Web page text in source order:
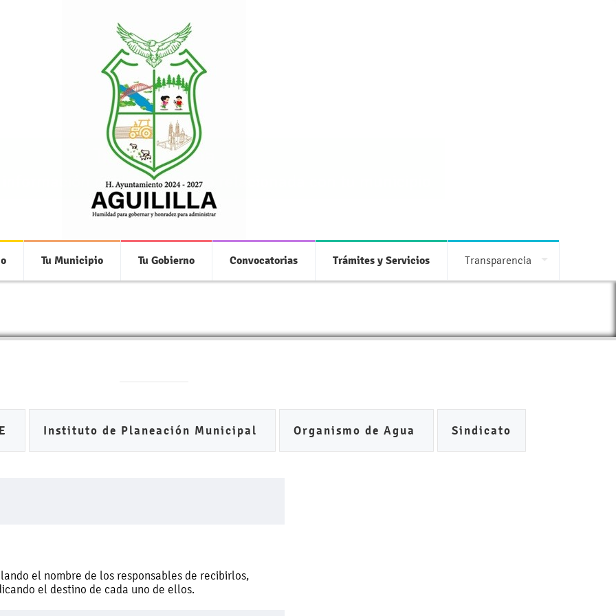
Tu Municipio Tu Gobierno Convocatorias Trámites y Servicios Transparencia
Transparencia
información pública de oficio relacionada con tu municipio
Instituto de Planeación Municipal Organismo de Agua
Sindicato
el nombre de los responsables de recibirlos,
el destino de cada uno de ellos.